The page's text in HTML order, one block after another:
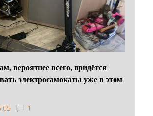
вероятнее всего, придётся
электросамокаты уже в этом
1